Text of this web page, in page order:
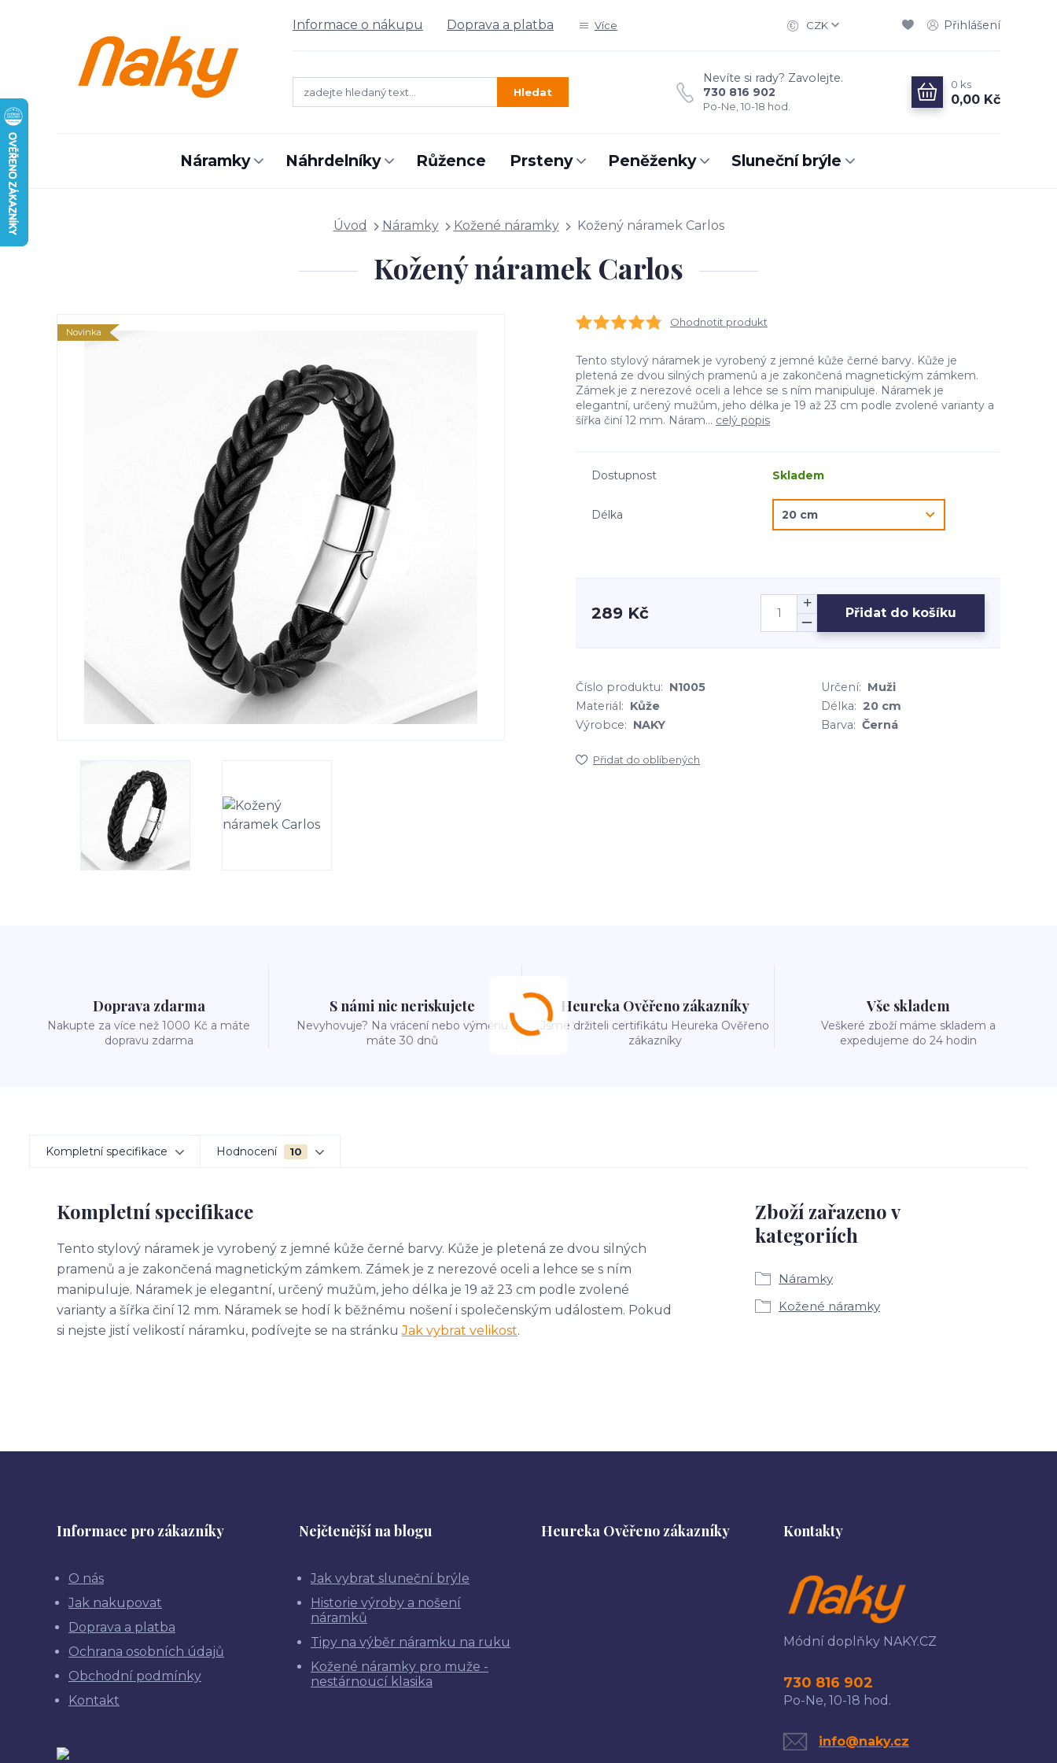
Informace o nákupu Doprava a platba Více CZK Přihlášení
Hledat
Nevíte si rady? Zavolejte.
730 816 902
Po-Ne, 10-18 hod.
0 ks
0,00 Kč
Náramky Náhrdelníky Růžence Prsteny Peněženky Sluneční brýle
Úvod Náramky Kožené náramky Kožený náramek Carlos
Kožený náramek Carlos
Novinka
Ohodnotit produkt
Tento stylový náramek je vyrobený z jemné kůže černé barvy. Kůže je
pletená ze dvou silných pramenů a je zakončená magnetickým zámkem.
Zámek je z nerezové oceli a lehce se s ním manipuluje. Náramek je
elegantní, určený mužům, jeho délka je 19 až 23 cm podle zvolené varianty a
šířka činí 12 mm. Náram... celý popis
Dostupnost Skladem
Délka
289 Kč Přidat do košíku
Číslo produktu: N1005 Určení: Muži
Materiál: Kůže Délka: 20 cm
Výrobce: NAKY Barva: Černá
Přidat do oblíbených
Doprava zdarma
Nakupte za více než 1000 Kč a máte
dopravu zdarma
S námi nic neriskujete
Nevyhovuje? Na vrácení nebo výměnu
máte 30 dnů
Heureka Ověřeno zákazníky
Jsme držiteli certifikátu Heureka Ověřeno
zákazníky
Vše skladem
Veškeré zboží máme skladem a
expedujeme do 24 hodin
Kompletní specifikace Hodnocení 10
Kompletní specifikace
Tento stylový náramek je vyrobený z jemné kůže černé barvy. Kůže je pletená ze dvou silných
pramenů a je zakončená magnetickým zámkem. Zámek je z nerezové oceli a lehce se s ním
manipuluje. Náramek je elegantní, určený mužům, jeho délka je 19 až 23 cm podle zvolené
varianty a šířka činí 12 mm. Náramek se hodí k běžnému nošení i společenským událostem. Pokud
si nejste jistí velikostí náramku, podívejte se na stránkuJak vybrat velikost.
Zboží zařazeno v
kategoriích
Náramky
Kožené náramky
Informace pro zákazníky
O nás
Jak nakupovat
Doprava a platba
Ochrana osobních údajů
Obchodní podmínky
Kontakt
Nejčtenější na blogu
Jak vybrat sluneční brýle
Historie výroby a nošení
náramků
Tipy na výběr náramku na ruku
Kožené náramky pro muže -
nestárnoucí klasika
Heureka Ověřeno zákazníky Kontakty
Módní doplňky NAKY.CZ
730 816 902
Po-Ne, 10-18 hod.
info@naky.cz